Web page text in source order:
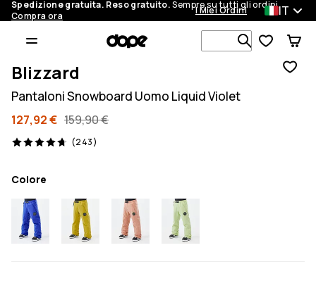
Spedizione gratuita. Reso gratuito.Sempre su tutti gli ordini.
Compra ora
I Miei Ordini IT
Cerca tra 1
Blizzard
Pantaloni Snowboard Uomo Liquid Violet
127,92 € 159,90 €
(243)
243 recensioni, 4.7/5
Colore